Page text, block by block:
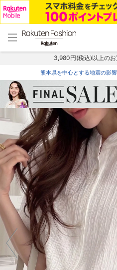
menu home
トップ
3,980円(税込)以上のお
熊本県を中心とする地震の影